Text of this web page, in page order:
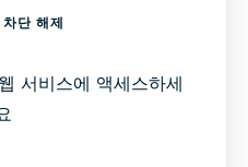
단 해제
서비스에 액세스하세